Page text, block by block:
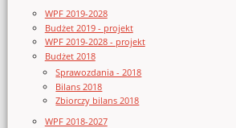
WPF 2019-2028
Budżet 2019 - projekt
WPF 2019-2028 - projekt
Budżet 2018
Sprawozdania - 2018
Bilans 2018
Zbiorczy bilans 2018
WPF 2018-2027